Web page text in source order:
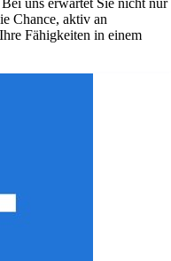
uns erwartet Sie nicht nur
Chance, aktiv an
Fähigkeiten in einem